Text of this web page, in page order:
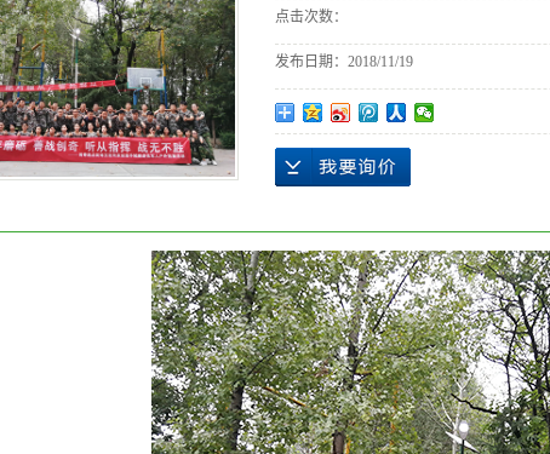
点击次数：
发布日期： 2018/11/19